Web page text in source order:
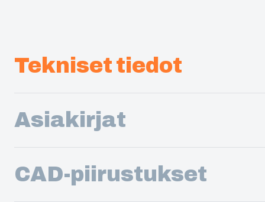
Tekniset tiedot
Asiakirjat
CAD-piirustukset